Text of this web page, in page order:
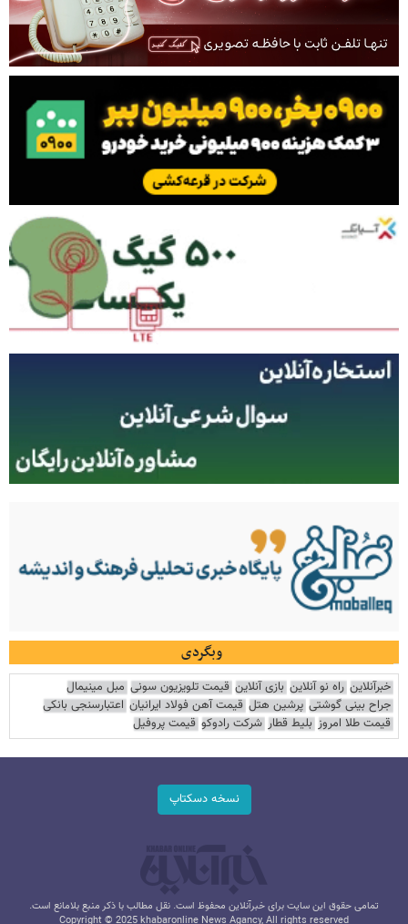
وبگردی
خبرآنلاین راه نو آنلاین بازی آنلاین قیمت تلویزیون سونی مبل مینیمال
جراح بینی گوشتی پرشین هتل قیمت آهن فولاد ایرانیان اعتبارسنجی بانکی
قیمت طلا امروز بلیط قطار شرکت رادوکو قیمت پروفیل
نسخه دسکتاپ
تمامی حقوق این سایت برای خبرآنلاین محفوظ است. نقل مطالب با ذکر منبع بلامانع است.
Copyright © 2025 khabaronline News Agancy, All rights reserved